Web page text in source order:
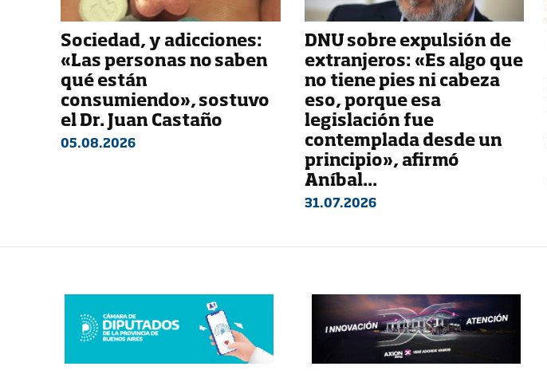
Sociedad, y adicciones:
«Las personas no saben
qué están
consumiendo», sostuvo
el Dr. Juan Castaño
05.08.2026
DNU sobre expulsión de
extranjeros: «Es algo que
no tiene pies ni cabeza
eso, porque esa
legislación fue
contemplada desde un
principio», afirmó
Aníbal...
31.07.2026